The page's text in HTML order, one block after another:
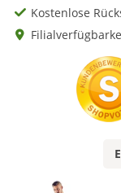
Kostenlose